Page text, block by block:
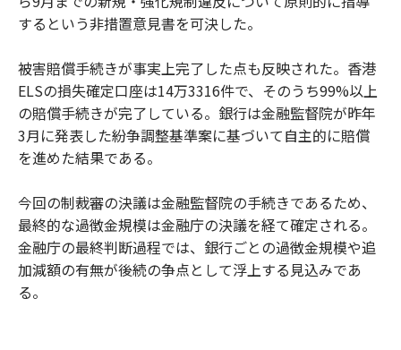
するという非措置意見書を可決した。
被害賠償手続きが事実上完了した点も反映された。香港
ELSの損失確定口座は14万3316件で、そのうち99%以上
の賠償手続きが完了している。銀行は金融監督院が昨年
3月に発表した紛争調整基準案に基づいて自主的に賠償
を進めた結果である。
今回の制裁審の決議は金融監督院の手続きであるため、
最終的な過徴金規模は金融庁の決議を経て確定される。
金融庁の最終判断過程では、銀行ごとの過徴金規模や追
加減額の有無が後続の争点として浮上する見込みであ
る。